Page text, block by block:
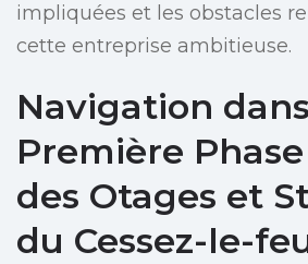
impliquées et les obstacles
cette entreprise ambitieuse.
Navigation
Première
des Otages et
du Cessez-le-